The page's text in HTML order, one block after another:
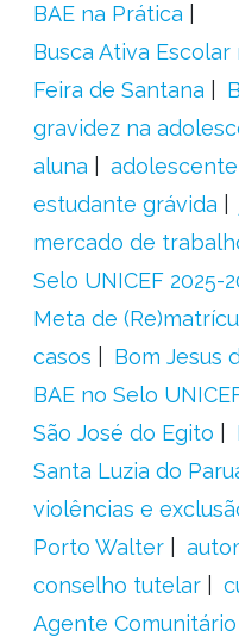
BAE na Prática
Busca Ativa Escolar
Feira de Santana
gravidez na
aluna
estudante grávida
mercado de
Selo UNICEF 2025-
Meta de
casos
Bom Jesus
BAE no Selo
São José do Egito
Santa Luzia do
violências e
Porto Walter
conselho tutelar
Agente Comunitário